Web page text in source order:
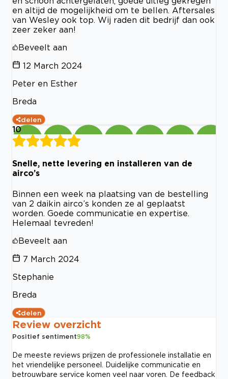
en altijd de mogelijkheid om te bellen. Aftersales
van Wesley ook top. Wij raden dit bedrijf dan ook
zeer zeker aan!
Beveelt aan
12 March 2024
Peter en Esther
Breda
delen
10
Snelle, nette levering en installeren van de
airco’s
Binnen een week na plaatsing van de bestelling
van 2 daikin airco’s konden ze al geplaatst
worden. Goede communicatie en expertise.
Helemaal tevreden!
Beveelt aan
7 March 2024
Stephanie
Breda
delen
Review overzicht
Positief sentiment98%
De meeste reviews prijzen de professionele installatie en
het vriendelijke personeel. Duidelijke communicatie en
betrouwbare service komen veel naar voren. De feedback